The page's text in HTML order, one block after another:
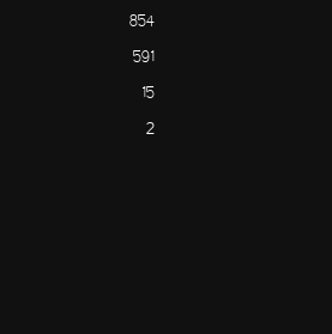
854
591
15
2